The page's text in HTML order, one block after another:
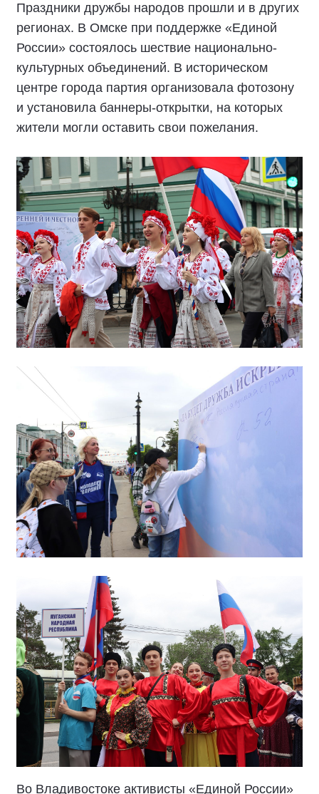
Праздники дружбы народов прошли и в других
регионах. В Омске при поддержке «Единой
России» состоялось шествие национально-
культурных объединений. В историческом
центре города партия организовала фотозону
и установила баннеры-открытки, на которых
жители могли оставить свои пожелания.
Во Владивостоке активисты «Единой России»